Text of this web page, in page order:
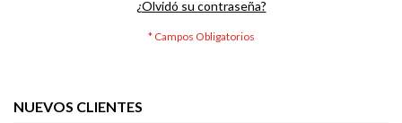
¿Olvidó su contraseña?
NUEVOS CLIENTES